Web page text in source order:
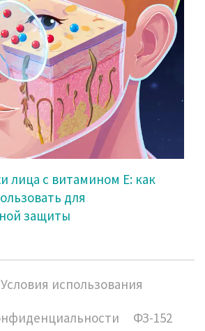
лица с витамином Е: как
для
защиты
Условия использования
ФЗ-152